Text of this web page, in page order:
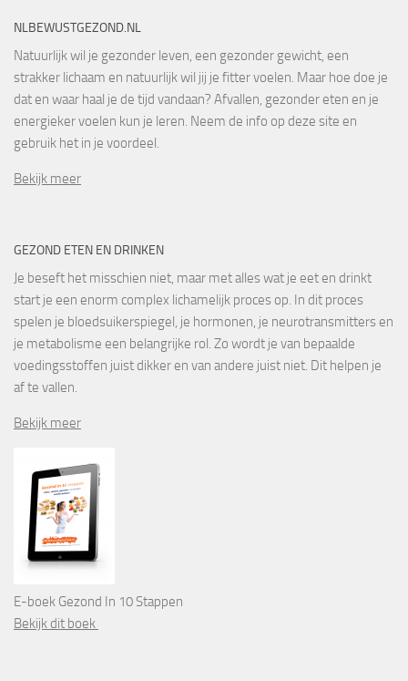
NLBEWUSTGEZOND.NL
Natuurlijk wil je gezonder leven, een gezonder gewicht, een
strakker lichaam en natuurlijk wil jij je fitter voelen. Maar hoe doe je
dat en waar haal je de tijd vandaan? Afvallen, gezonder eten en je
energieker voelen kun je leren. Neem de info op deze site en
gebruik het in je voordeel.
Bekijk meer
GEZOND ETEN EN DRINKEN
Je beseft het misschien niet, maar met alles wat je eet en drinkt
start je een enorm complex lichamelijk proces op. In dit proces
spelen je bloedsuikerspiegel, je hormonen, je neurotransmitters en
je metabolisme een belangrijke rol. Zo wordt je van bepaalde
voedingsstoffen juist dikker en van andere juist niet. Dit helpen je
af te vallen.
Bekijk meer
E-boek Gezond In 10 Stappen
Bekijk dit boek